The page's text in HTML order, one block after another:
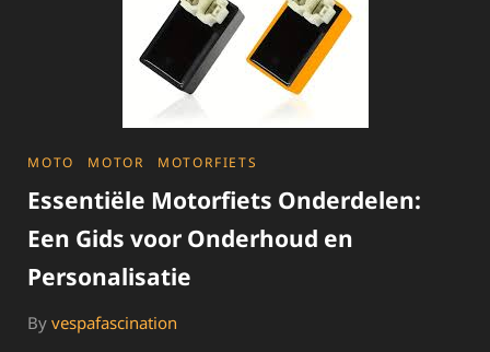
CATEGORIES
MOTO MOTOR MOTORFIETS
Essentiële Motorfiets Onderdelen:
Een Gids voor Onderhoud en
Personalisatie
By vespafascination